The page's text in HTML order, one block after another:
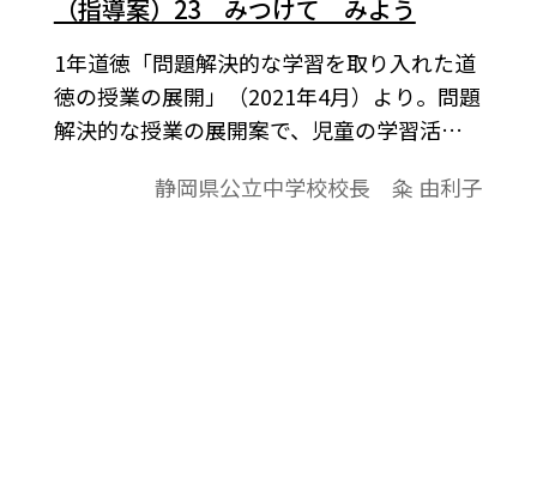
（指導案）23 みつけて みよう
1年道徳「問題解決的な学習を取り入れた道
徳の授業の展開」（2021年4月）より。問題
解決的な授業の展開案で、児童の学習活動
た。（ねらい）自分の国や町に親しみ、愛
静岡県公立中学校校長 粂 由利子